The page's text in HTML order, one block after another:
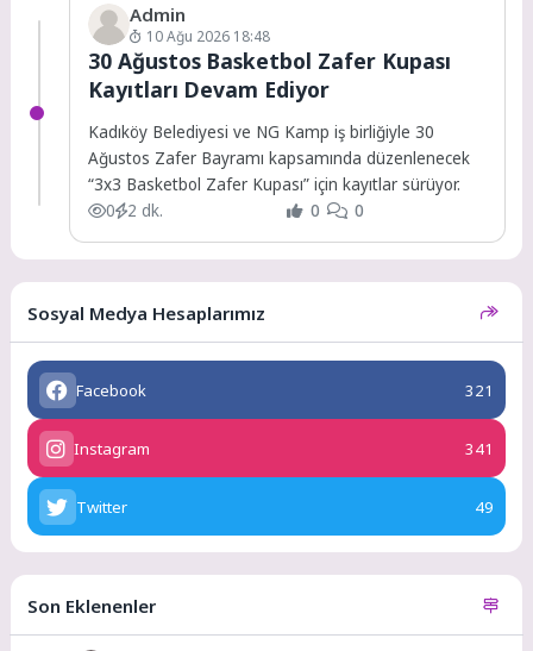
Admin
10 Ağu 2026 18:48
30 Ağustos Basketbol Zafer Kupası
Kayıtları Devam Ediyor
Kadıköy Belediyesi ve NG Kamp iş birliğiyle 30
Ağustos Zafer Bayramı kapsamında düzenlenecek
“3x3 Basketbol Zafer Kupası” için kayıtlar sürüyor.
0
2 dk. 0 0
Sosyal Medya Hesaplarımız
Facebook 321
Instagram 341
Twitter 49
Son Eklenenler